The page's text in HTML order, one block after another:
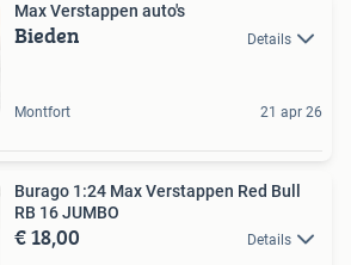
Max Verstappen auto's
Bieden Details
Montfort 21 apr 26
Burago 1:24 Max Verstappen Red Bull
RB 16 JUMBO
€ 18,00 Details